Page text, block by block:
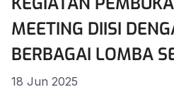
MEETING DIISI
BERBAGAI LOMBA
18 Jun 2025